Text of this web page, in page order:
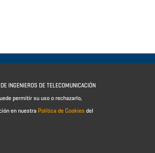
DE TELECOMUNICACIÓN
permitir su uso o rechazarlo,
en nuestra Política de Cookies del